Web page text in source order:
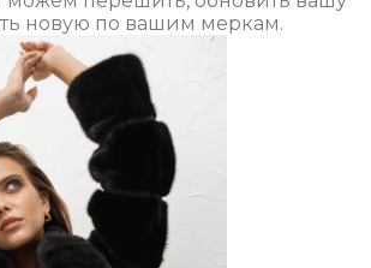
новую по вашим меркам.